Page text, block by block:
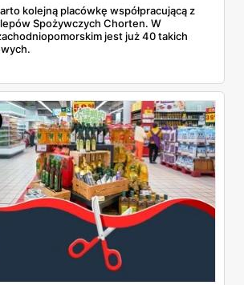
kolejną placówkę współpracującą z
Spożywczych Chorten. W
jest już 40 takich